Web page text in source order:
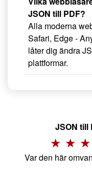
JSON till PDF?
Alla moderna
Safari, Edge -
låter dig ändra
plattformar.
JSON till
Var den här